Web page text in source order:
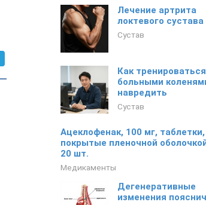
Лечение артрита
локтевого сустава
Сустав
Как
больными
навредить
Сустав
Ацеклофенак, 100 мг, таблетки,
покрытые пленочной
20 шт.
Медикаменты
Дегенеративные
изменения